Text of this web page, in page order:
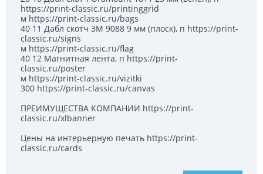
https://print-classic.ru/printinggrid
м https://print-classic.ru/bags
40 11 Дабл скотч 3М 9088 9 мм (плоск), п https://print-
classic.ru/signs
м https://print-classic.ru/flag
40 12 Магнитная лента, п https://print-
classic.ru/poster
м https://print-classic.ru/vizitki
300 https://print-classic.ru/canvas
ПРЕИМУЩЕСТВА КОМПАНИИ https://print-
classic.ru/xlbanner
Цены на интерьерную печать https://print-
classic.ru/cards